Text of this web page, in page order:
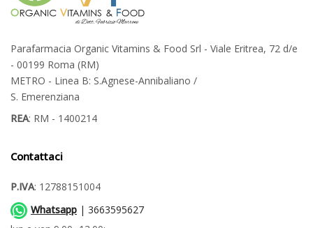
Parafarmacia Organic Vitamins & Food Srl - Viale Eritrea, 72 d/e
- 00199 Roma (RM)
METRO - Linea B: S.Agnese-Annibaliano /
S. Emerenziana
REA: RM - 1400214
Contattaci
P.IVA: 12788151004
Whatsapp | 3663595627